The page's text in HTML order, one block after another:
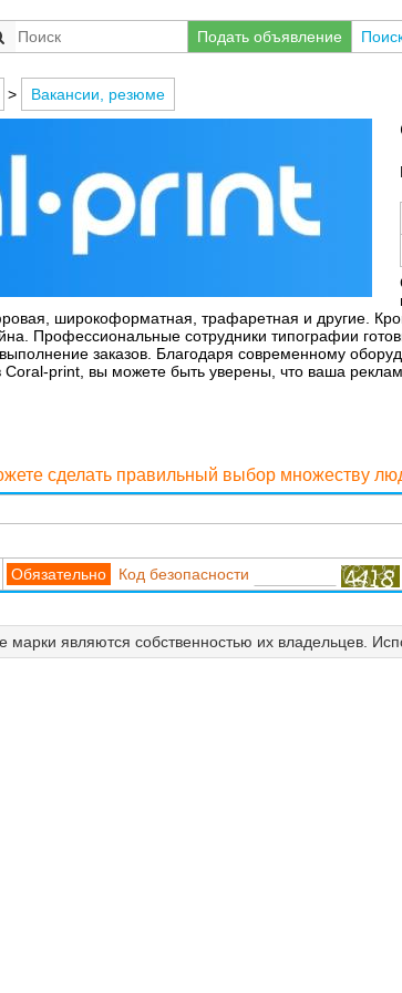
Подать объявление
> Вакансии, резюме
широкоформатная, трафаретная и другие.
Профессиональные сотрудники типографии
заказов. Благодаря современному
print, вы можете быть уверены, что ваша
сделать правильный выбор множеству
Код безопасности
марки являются собственностью их владельцев.